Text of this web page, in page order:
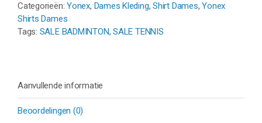
Categorieën:Yonex, Dames Kleding,Shirt Dames,Yonex
Shirts Dames
Tags: SALE BADMINTON,SALE TENNIS
Aanvullende informatie
Beoordelingen (0)